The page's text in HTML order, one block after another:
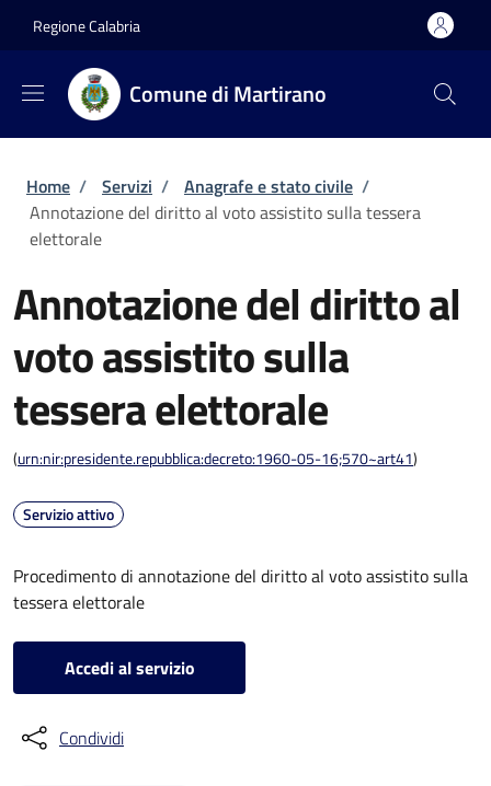
Regione Calabria
Comune di Martirano
Briciole di pane
Home / Servizi / Anagrafe e stato civile /
Annotazione del diritto al voto assistito sulla tessera
elettorale
Annotazione del diritto al
voto assistito sulla
tessera elettorale
(urn:nir:presidente.repubblica:decreto:1960-05-16;570~art41)
Servizio attivo
Procedimento di annotazione del diritto al voto assistito sulla
tessera elettorale
Accedi al servizio
Condividi